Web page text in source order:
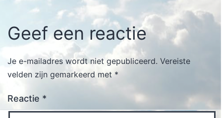
Geef een reactie
Je e-mailadres wordt niet gepubliceerd. Vereiste
velden zijn gemarkeerd met *
Reactie *